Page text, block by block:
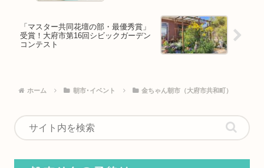
「マスター共同花壇の部・最優秀賞」
受賞！大府市第16回シビックガーデン
コンテスト
ホーム 朝市･イベント 金ちゃん朝市（大府市共和町）